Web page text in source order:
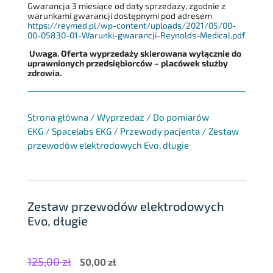
Gwarancja 3 miesiące od daty sprzedaży, zgodnie z
warunkami gwarancji dostępnymi pod adresem
https://reymed.pl/wp-content/uploads/2021/05/00-
00-05830-01-Warunki-gwarancji-Reynolds-Medical.pdf
Uwaga. Oferta wyprzedaży skierowana wyłącznie do
uprawnionych przedsiębiorców – placówek służby
zdrowia.
Strona główna/ Wyprzedaż / Do pomiarów
EKG/ Spacelabs EKG/ Przewody pacjenta/ Zestaw
przewodów elektrodowych Evo, długie
Zestaw przewodów elektrodowych
Evo, długie
125,00zł
Pierwotna
50,00złAktualna